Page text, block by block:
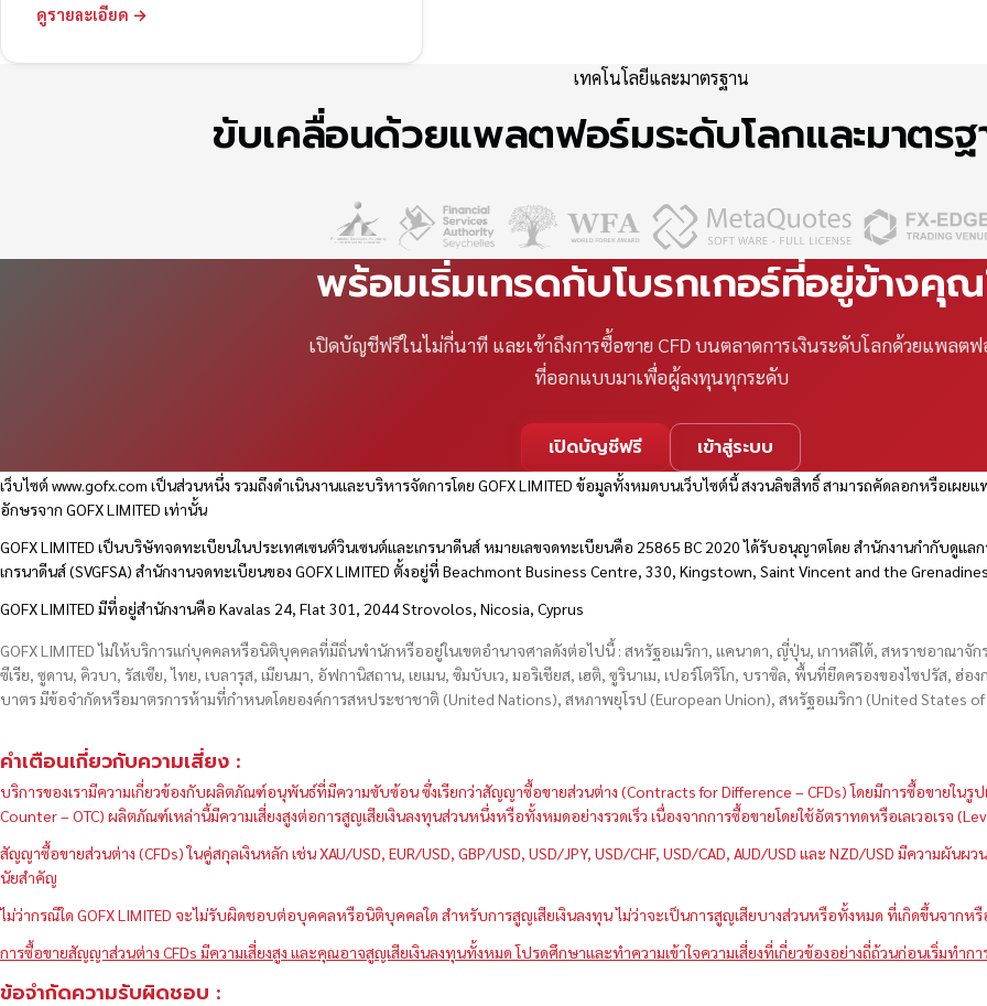
ดูรายละเอียด →
เทคโนโลยีและมาตรฐาน
ขับเคลื่อนด้วยแพลตฟอร์มระดับโลกและมาตรฐ
พร้อมเริ่มเทรดกับโบรกเกอร์ที่อยู่ข้างคุ
เปิดบัญชีฟรีในไม่กี่นาที และเข้าถึงการซื้อขาย CFD บนตลาดการเงินระดับโลกด้วยแพลตฟ
ที่ออกแบบมาเพื่อผู้ลงทุนทุกระดับ
เปิดบัญชีฟรี เข้าสู่ระบบ
เว็บไซต์www.gofx.com เป็นส่วนหนึ่ง รวมถึงดำเนินงานและบริหารจัดการโดย GOFX LIMITED ข้อมูลทั้งหมดบนเว็บไซต์นี้ สงวนลิขสิทธิ์ สามารถคัดลอกหรือเผ
อักษรจาก GOFX LIMITED เท่านั้น
GOFX LIMITED เป็นบริษัทจดทะเบียนในประเทศเซนต์วินเซนต์และเกรนาดีนส์ หมายเลขจดทะเบียนคือ 25865 BC 2020 ได้รับอนุญาตโดย สำนักงานกำกับดูแล
เกรนาดีนส์ (SVGFSA) สำนักงานจดทะเบียนของ GOFX LIMITED ตั้งอยู่ที่ Beachmont Business Centre, 330, Kingstown, Saint Vincent and the Grenadines
GOFX LIMITED มีที่อยู่สำนักงานคือ Kavalas 24, Flat 301, 2044 Strovolos, Nicosia, Cyprus
GOFX LIMITED ไม่ให้บริการแก่บุคคลหรือนิติบุคคลที่มีถิ่นพำนักหรืออยู่ในเขตอำนาจศาลดังต่อไปนี้ : สหรัฐอเมริกา, แคนาดา, ญี่ปุ่น, เกาหลีใต้, สหราชอาณาจั
ซีเรีย, ซูดาน, คิวบา, รัสเซีย, ไทย, เบลารุส, เมียนมา, อัฟกานิสถาน, เยเมน, ซิมบับเว, มอริเชียส, เฮติ, ซูรินาเม, เปอร์โตริโก, บราซิล, พื้นที่ยึดครองของไซปรัส, ฮ่อ
บาตร มีข้อจำกัดหรือมาตรการห้ามที่กำหนดโดยองค์การสหประชาชาติ (United Nations), สหภาพยุโรป (European Union), สหรัฐอเมริกา (United States
คำเตือนเกี่ยวกับความเสี่ยง :
บริการของเรามีความเกี่ยวข้องกับผลิตภัณฑ์อนุพันธ์ที่มีความซับซ้อน ซึ่งเรียกว่าสัญญาซื้อขายส่วนต่าง (Contracts for Difference – CFDs) โดยมีการซื้อขายใ
Counter – OTC) ผลิตภัณฑ์เหล่านี้มีความเสี่ยงสูงต่อการสูญเสียเงินลงทุนส่วนหนึ่งหรือทั้งหมดอย่างรวดเร็ว เนื่องจากการซื้อขายโดยใช้อัตราทดหรือเลเวอเรจ
สัญญาซื้อขายส่วนต่าง (CFDs) ในคู่สกุลเงินหลัก เช่น XAU/USD, EUR/USD, GBP/USD, USD/JPY, USD/CHF, USD/CAD, AUD/USD และ NZD/USD มีความผัน
นัยสำคัญ
ไม่ว่ากรณีใด GOFX LIMITED จะไม่รับผิดชอบต่อบุคคลหรือนิติบุคคลใด สำหรับการสูญเสียเงินลงทุน ไม่ว่าจะเป็นการสูญเสียบางส่วนหรือทั้งหมด ที่เกิดขึ้นจากหรื
การซื้อขายสัญญาส่วนต่าง CFDs มีความเสี่ยงสูง และคุณอาจสูญเสียเงินลงทุนทั้งหมด โปรดศึกษาและทำความเข้าใจความเสี่ยงที่เกี่ยวข้องอย่างถี่ถ้วนก่อนเริ่มทำกา
ข้อจำกัดความรับผิดชอบ :